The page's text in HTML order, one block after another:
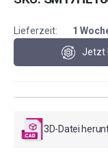
Lieferzeit:
1
Jetzt
3D-Datei